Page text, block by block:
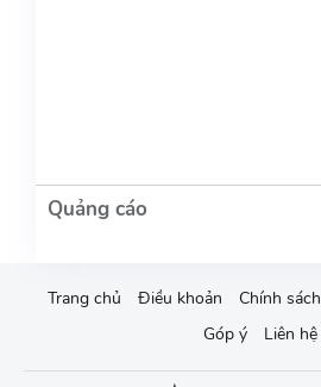
Trang chủ Điều khoản Chính sách
Góp ý
Liên hệ